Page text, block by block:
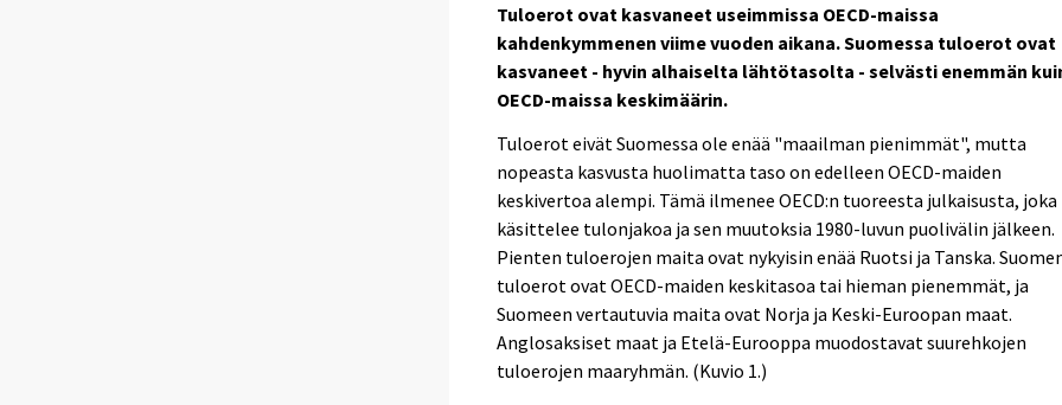
Tuloerot ovat kasvaneet useimmissa OECD-maissa
kahdenkymmenen viime vuoden aikana. Suomessa tuloerot ovat
kasvaneet - hyvin alhaiselta lähtötasolta - selvästi enemmän
OECD-maissa keskimäärin.
Tuloerot eivät Suomessa ole enää "maailman pienimmät", mutta
nopeasta kasvusta huolimatta taso on edelleen OECD-maiden
keskivertoa alempi. Tämä ilmenee OECD:n tuoreesta julkaisusta, joka
käsittelee tulonjakoa ja sen muutoksia 1980-luvun puolivälin jälkeen.
Pienten tuloerojen maita ovat nykyisin enää Ruotsi ja Tanska.
tuloerot ovat OECD-maiden keskitasoa tai hieman pienemmät, ja
Suomeen vertautuvia maita ovat Norja ja Keski-Euroopan maat.
Anglosaksiset maat ja Etelä-Eurooppa muodostavat suurehkojen
tuloerojen maaryhmän. (Kuvio 1.)